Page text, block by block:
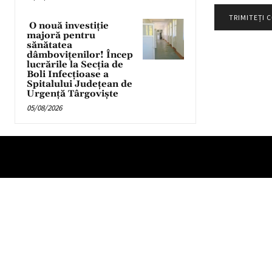
O nouă investiție
majoră pentru
sănătatea
dâmbovițenilor! Încep
lucrările la Secția de
Boli Infecțioase a
Spitalului Județean de
Urgență Târgoviște
05/08/2026